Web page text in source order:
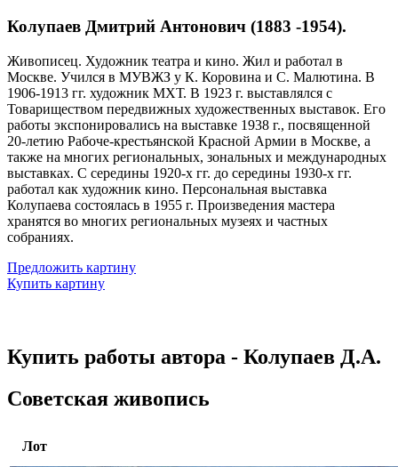
Колупаев Дмитрий Антонович (1883 -1954).
Живописец. Художник театра и кино. Жил и работал в
Москве. Учился в МУВЖЗ у К. Коровина и С. Малютина. В
1906-1913 гг. художник МХТ. В 1923 г. выставлялся с
Товариществом передвижных художественных выставок. Его
работы экспонировались на выставке 1938 г., посвященной
20-летию Рабоче-крестьянской Красной Армии в Москве, а
также на многих региональных, зональных и международных
выставках. С середины 1920-х гг. до середины 1930-х гг.
работал как художник кино. Персональная выставка
Колупаева состоялась в 1955 г. Произведения мастера
хранятся во многих региональных музеях и частных
собраниях.
Предложить картину
Купить картину
Купить работы автора - Колупаев Д.А.
Советская живопись
Лот